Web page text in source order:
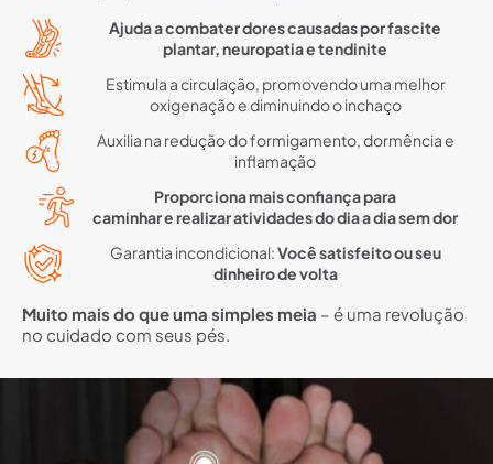
Ajuda a combater dores causadas por fascite
plantar, neuropatia e tendinite
Estimula a circulação, promovendo uma melhor
oxigenação e diminuindo o inchaço
Auxilia na redução do formigamento, dormência e
inflamação
Proporciona mais confiança para
caminhar e realizar atividades do dia a dia sem dor
Garantia incondicional:Você satisfeito ou seu
dinheiro de volta
Muito mais do que uma simples meia – é uma revolução
no cuidado com seus pés.